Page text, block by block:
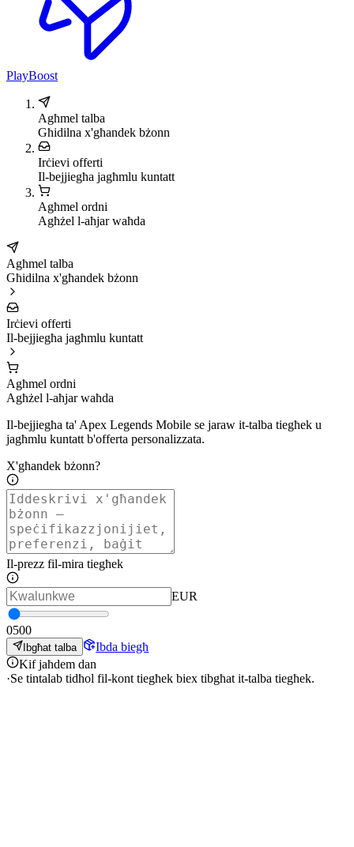
PlayBoost
Agħmel talba
Għidilna x'għandek bżonn
Irċievi offerti
Il-bejjiegħa jagħmlu kuntatt
Agħmel ordni
Agħżel l-aħjar waħda
Agħmel talba
Għidilna x'għandek bżonn
Irċievi offerti
Il-bejjiegħa jagħmlu kuntatt
Agħmel ordni
Agħżel l-aħjar waħda
Il-bejjiegħa ta' Apex Legends Mobile se jaraw it-talba tiegħek u
jagħmlu kuntatt b'offerta personalizzata.
X'għandek bżonn?
Il-prezz fil-mira tiegħek
EUR
0500
Ibgħat talba
Ibda biegħ
Kif jaħdem dan
·Se tintalab tidħol fil-kont tiegħek biex tibgħat it-talba tiegħek.